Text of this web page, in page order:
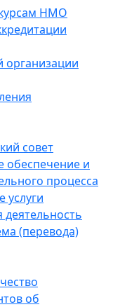
НМО
организации
совет
обеспечение и
процесса
услуги
(перевода)
об